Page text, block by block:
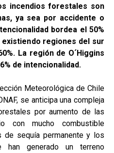
incendios forestales son
ya sea por accidente o
bordea el 50%
regiones del sur
La región de O´Higgins
de intencionalidad.
Meteorológica de Chile
se anticipa una compleja
por aumento de las
con mucho combustible
de sequía permanente y los
han generado un terreno